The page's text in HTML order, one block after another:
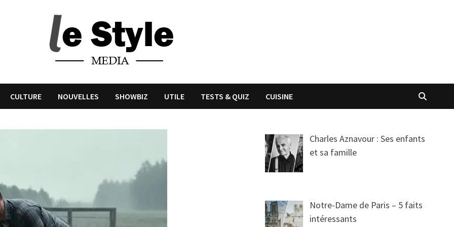
CULTURE NOUVELLES SHOWBIZ UTILE TESTS & QUIZ CUISINE
Charles Aznavour : Ses enfants
et sa famille
Notre-Dame de Paris – 5 faits
intéressants